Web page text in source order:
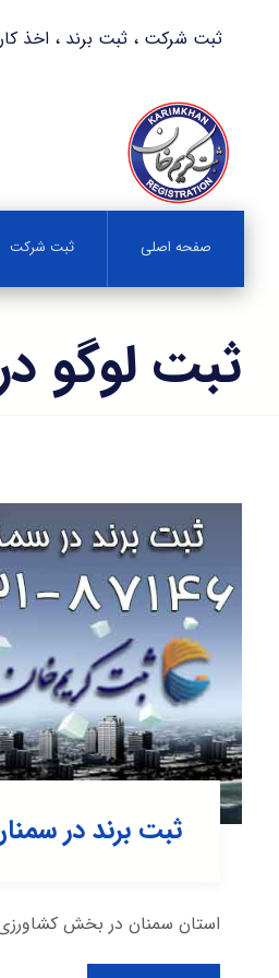
ثبت شرکت ، ثبت برند ، اخذ کارت
صفحه اصلی ثبت شرکت
ثبت لوگو
ثبت برند در
استان سمنان در بخش